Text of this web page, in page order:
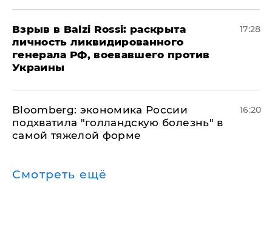
​Взрыв в Balzi Rossi: раскрыта
личность ликвидированного
генерала РФ, воевавшего против
Украины
17:28
Bloomberg: экономика России
подхватила "голландскую болезнь" в
самой тяжелой форме
16:20
Смотреть ещё